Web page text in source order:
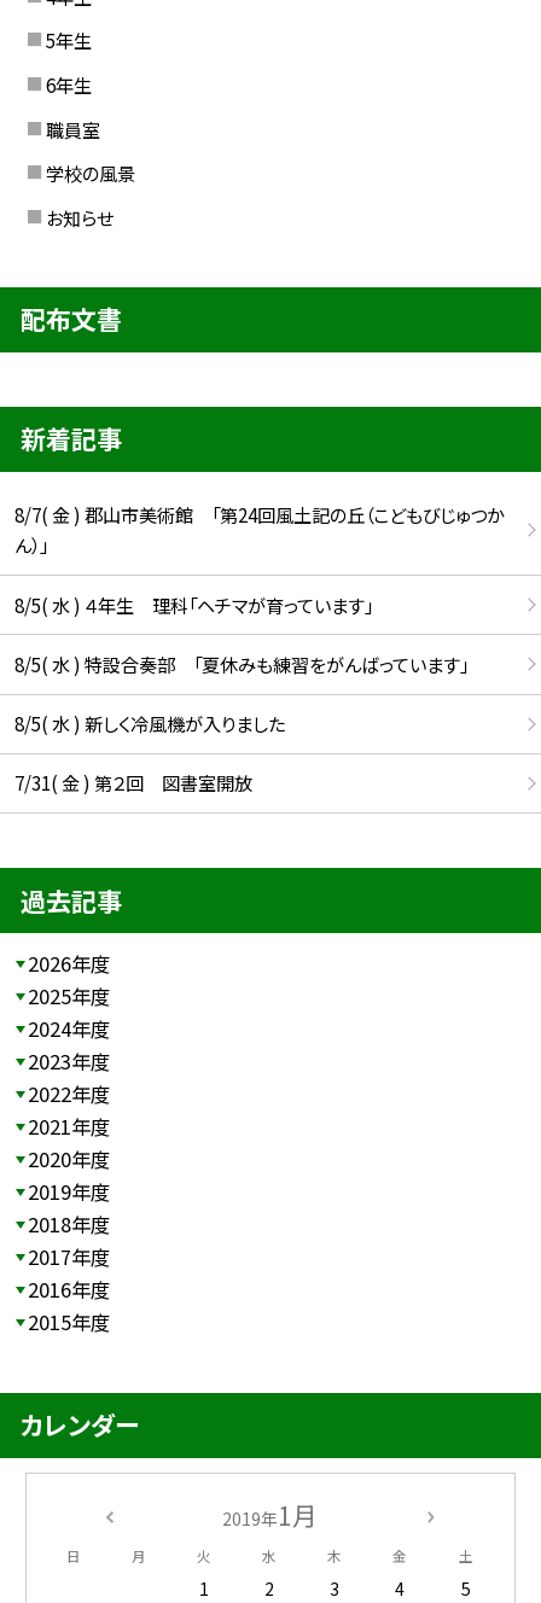
5年生
6年生
職員室
学校の風景
お知らせ
配布文書
新着記事
8/7( 金 ) 郡山市美術館 「第24回風土記の丘（こどもびじゅつか
ん）」
8/5( 水 ) ４年生 理科「ヘチマが育っています」
8/5( 水 ) 特設合奏部 「夏休みも練習をがんばっています」
8/5( 水 ) 新しく冷風機が入りました
7/31( 金 ) 第２回 図書室開放
過去記事
2026年度
2025年度
2024年度
2023年度
2022年度
2021年度
2020年度
2019年度
2018年度
2017年度
2016年度
2015年度
カレンダー
2019年1月
日 月 火 水 木 金 土
1 2 3 4
5